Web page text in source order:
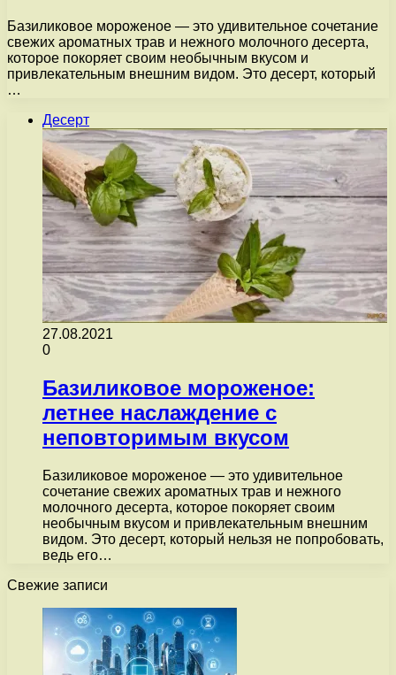
Базиликовое мороженое — это удивительное сочетание
свежих ароматных трав и нежного молочного десерта,
которое покоряет своим необычным вкусом и
привлекательным внешним видом. Это десерт, который
…
Десерт
27.08.2021
0
Базиликовое мороженое:
летнее наслаждение с
неповторимым вкусом
Базиликовое мороженое — это удивительное
сочетание свежих ароматных трав и нежного
молочного десерта, которое покоряет своим
необычным вкусом и привлекательным внешним
видом. Это десерт, который нельзя не попробовать,
ведь его…
Свежие записи